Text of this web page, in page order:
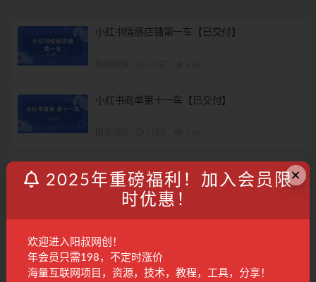
小红书情感店铺第一车【已交付】
小红书商单第十一车【已交付】
引爆个人品牌价值：从精准定位到内容变现，
财富管理IP全攻略
精品课程 9月前
小红书带货新玩法【9月课程】教你如何打造爆
款笔记，销量倍增（无水印）
电商运营 2年前 607
×
2025年重磅福利！加入会员限
时优惠！
欢迎进入阳叔网创！
年会员只需198，不定时涨价
海量互联网项目，资源，技术，教程，工具，分享！